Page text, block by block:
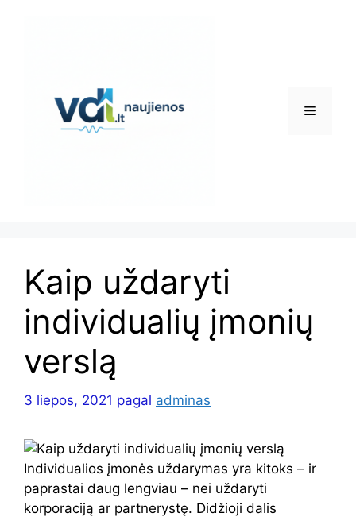
Meniu
Kaip uždaryti
individualių įmonių
verslą
3 liepos, 2021 pagal adminas
Individualios įmonės uždarymas yra kitoks – ir
paprastai daug lengviau – nei uždaryti
korporaciją ar partnerystę. Didžioji dalis